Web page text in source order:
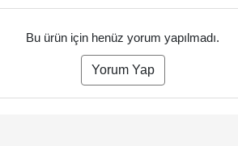
Bu ürün için henüz yorum yapılmadı.
Yorum Yap